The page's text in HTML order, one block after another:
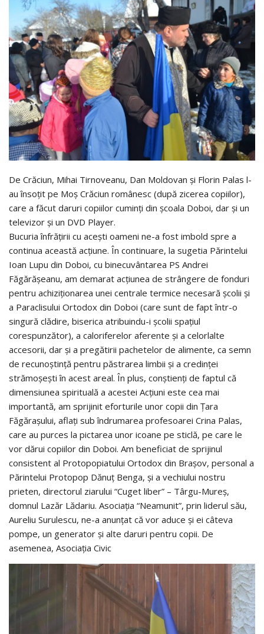
De Crăciun, Mihai Tirnoveanu, Dan Moldovan și Florin Palas l-
au însoțit pe Moș Crăciun românesc (după zicerea copiilor),
care a făcut daruri copiilor cuminți din școala Doboi, dar și un
televizor și un DVD Player.
Bucuria înfrățirii cu acești oameni ne-a fost imbold spre a
continua această acțiune. În continuare, la sugetia Părintelui
Ioan Lupu din Doboi, cu binecuvântarea PS Andrei
Făgărășeanu, am demarat acțiunea de strângere de fonduri
pentru achiziționarea unei centrale termice necesară școlii și
a Paraclisului Ortodox din Doboi (care sunt de fapt într-o
singură clădire, biserica atribuindu-i școlii spațiul
corespunzător), a caloriferelor aferente și a celorlalte
accesorii, dar și a pregătirii pachetelor de alimente, ca semn
de recunoștință pentru păstrarea limbii și a credinței
strămoșești în acest areal. În plus, conștienți de faptul că
dimensiunea spirituală a acestei Acțiuni este cea mai
importantă, am sprijinit eforturile unor copii din Țara
Făgărașului, aflați sub îndrumarea profesoarei Crina Palas,
care au purces la pictarea unor icoane pe sticlă, pe care le
vor dărui copiilor din Doboi. Am beneficiat de sprijinul
consistent al Protopopiatului Ortodox din Brașov, personal a
Părintelui Protopop Dănuț Benga, și a vechiului nostru
prieten, directorul ziarului “Cuget liber” – Târgu-Mureș,
domnul Lazăr Lădariu. Asociația “Neamunit”, prin liderul său,
Aureliu Surulescu, ne-a anunțat că vor aduce și ei câteva
pompe, un generator și alte daruri pentru copii. De
asemenea, Asociația Civic